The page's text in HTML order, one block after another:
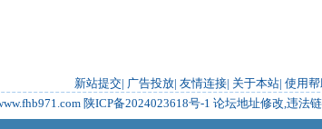
新站提交| 广告投放| 友情连接| 关于本站| 使用帮
陕ICP备2024023618号-1 论坛地址修改,违法